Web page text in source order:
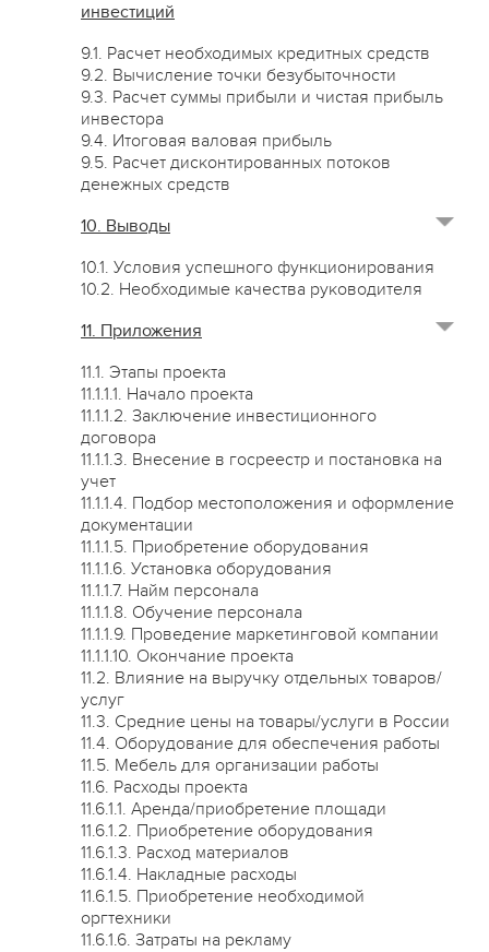
инвестиций
9.1. Расчет необходимых кредитных средств
9.2. Вычисление точки безубыточности
9.3. Расчет суммы прибыли и чистая прибыль
инвестора
9.4. Итоговая валовая прибыль
9.5. Расчет дисконтированных потоков
денежных средств
10. Выводы
10.1. Условия успешного функционирования
10.2. Необходимые качества руководителя
11. Приложения
11.1. Этапы проекта
11.1.1.1. Начало проекта
11.1.1.2. Заключение инвестиционного
договора
11.1.1.3. Внесение в госреестр и постановка на
учет
11.1.1.4. Подбор местоположения и оформление
документации
11.1.1.5. Приобретение оборудования
11.1.1.6. Установка оборудования
11.1.1.7. Найм персонала
11.1.1.8. Обучение персонала
11.1.1.9. Проведение маркетинговой компании
11.1.1.10. Окончание проекта
11.2. Влияние на выручку отдельных товаров/
услуг
11.3. Средние цены на товары/услуги в России
11.4. Оборудование для обеспечения работы
11.5. Мебель для организации работы
11.6. Расходы проекта
11.6.1.1. Аренда/приобретение площади
11.6.1.2. Приобретение оборудования
11.6.1.3. Расход материалов
11.6.1.4. Накладные расходы
11.6.1.5. Приобретение необходимой
оргтехники
11.6.1.6. Затраты на рекламу